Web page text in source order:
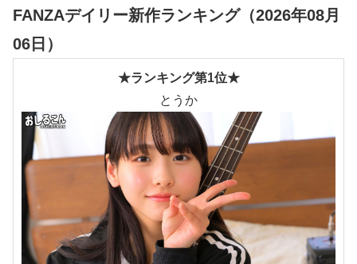
FANZAデイリー新作ランキング（2026年08月
06日）
★ランキング第1位★
とうか